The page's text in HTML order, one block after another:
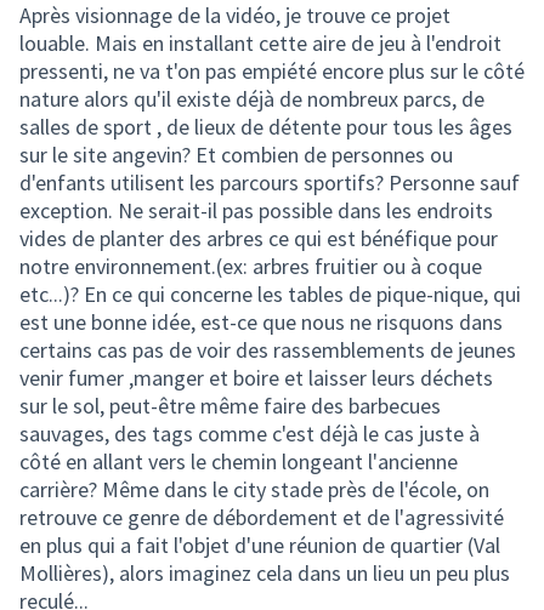
Après visionnage de la vidéo, je trouve ce projet
louable. Mais en installant cette aire de jeu à l'endroit
pressenti, ne va t'on pas empiété encore plus sur le côté
nature alors qu'il existe déjà de nombreux parcs, de
salles de sport , de lieux de détente pour tous les âges
sur le site angevin? Et combien de personnes ou
d'enfants utilisent les parcours sportifs? Personne sauf
exception. Ne serait-il pas possible dans les endroits
vides de planter des arbres ce qui est bénéfique pour
notre environnement.(ex: arbres fruitier ou à coque
etc...)? En ce qui concerne les tables de pique-nique, qui
est une bonne idée, est-ce que nous ne risquons dans
certains cas pas de voir des rassemblements de jeunes
venir fumer ,manger et boire et laisser leurs déchets
sur le sol, peut-être même faire des barbecues
sauvages, des tags comme c'est déjà le cas juste à
côté en allant vers le chemin longeant l'ancienne
carrière? Même dans le city stade près de l'école, on
retrouve ce genre de débordement et de l'agressivité
en plus qui a fait l'objet d'une réunion de quartier (Val
Mollières), alors imaginez cela dans un lieu un peu plus
reculé...